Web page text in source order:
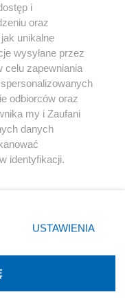
Youtube
i
oraz
unikalne
wysyłane przez
celu zapewniania
odbiorców oraz
my i Zaufani
danych
identyfikacji.
prywatności
strony
zgody
się takiemu
zastosowania tylko
USTAWIENIA